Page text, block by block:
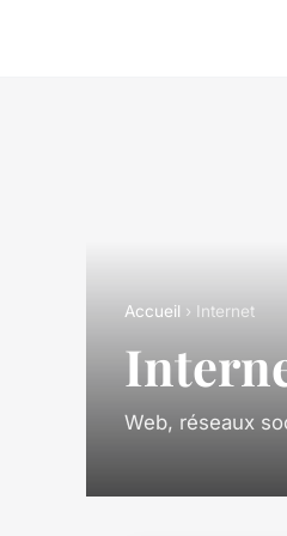
Accueil › Internet
Web, réseaux